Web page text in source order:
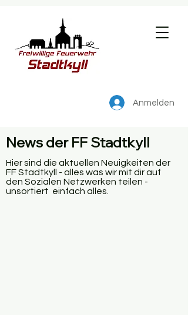
Anmelden
News der FF Stadtkyll
Hier sind die aktuellen Neuigkeiten der
FF Stadtkyll - alles was wir mit dir auf
den Sozialen Netzwerken teilen -
unsortiert einfach alles.